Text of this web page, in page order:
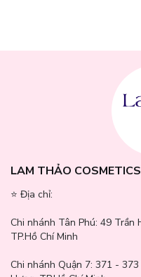
LAM THẢO COSMETICS
⭐️ Địa chỉ:
Chi nhánh Tân Phú: 49 Trần
TP.Hồ Chí Minh
Chi nhánh Quận 7: 371 - 373